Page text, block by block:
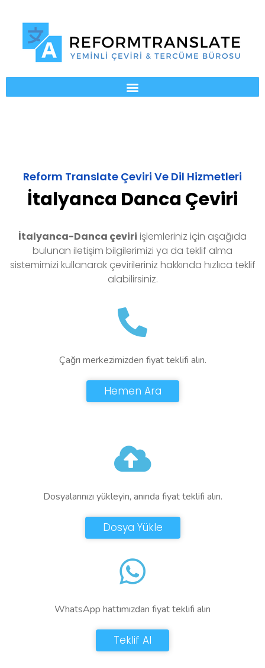
Reform Translate Çeviri Ve Dil Hizmetleri
İtalyanca Danca Çeviri
İtalyanca-Danca çeviri işlemleriniz için aşağıda
bulunan iletişim bilgilerimizi ya da teklif alma
sistemimizi kullanarak çevirileriniz hakkında hızlıca teklif
alabilirsiniz.
Çağrı merkezimizden fiyat teklifi alın.
Hemen Ara
Dosyalarınızı yükleyin, anında fiyat teklifi alın.
Dosya Yükle
WhatsApp hattımızdan fiyat teklifi alın
Teklif Al